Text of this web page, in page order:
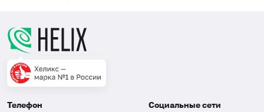
Телефон Социальные сети